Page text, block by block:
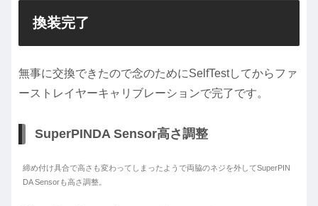
換装完了
無事に交換できたので念のためにSelfTestしてからファ
ーストレイヤーキャリブレーションで完了です。
SuperPINDA Sensor高さ調整
締め付け具合で高さも変わってしまったようで両脇のネジを外してSuperPIN
DA Sensorも高さ調整。